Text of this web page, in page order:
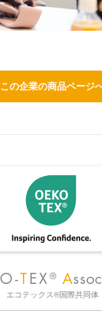
この企業の商品ページ
エコテックス®国際共同体